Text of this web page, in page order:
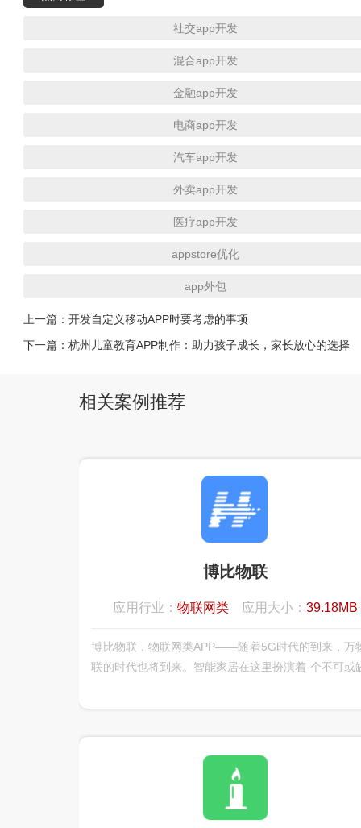
社交app开发
混合app开发
金融app开发
电商app开发
汽车app开发
外卖app开发
医疗app开发
appstore优化
app外包
上一篇：开发自定义移动APP时要考虑的事项
下一篇：杭州儿童教育APP制作：助力孩子成长，家长放心的选择
相关案例推荐
博比物联
应用行业： 物联网类应用大小： 39.18MB
博比物联，物联网类APP——随着5G时代的到来，万
联的时代也将到来。智能家居在这里扮演着-个不可或
居体验，可连接家中绝大部分智能设备而，实现了各